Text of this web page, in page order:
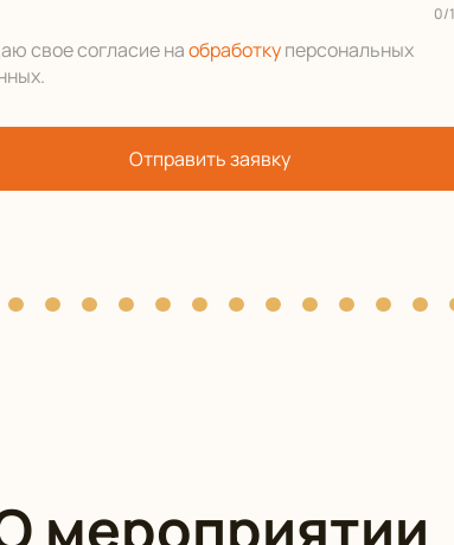
0/
свое согласие наобработкуперсональных
.
Отправить заявку
мероприятии